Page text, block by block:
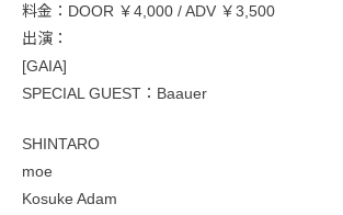
料金：DOOR ￥4,000 / ADV ￥3,500
出演：
[GAIA]
SPECIAL GUEST：Baauer
SHINTARO
moe
Kosuke Adam